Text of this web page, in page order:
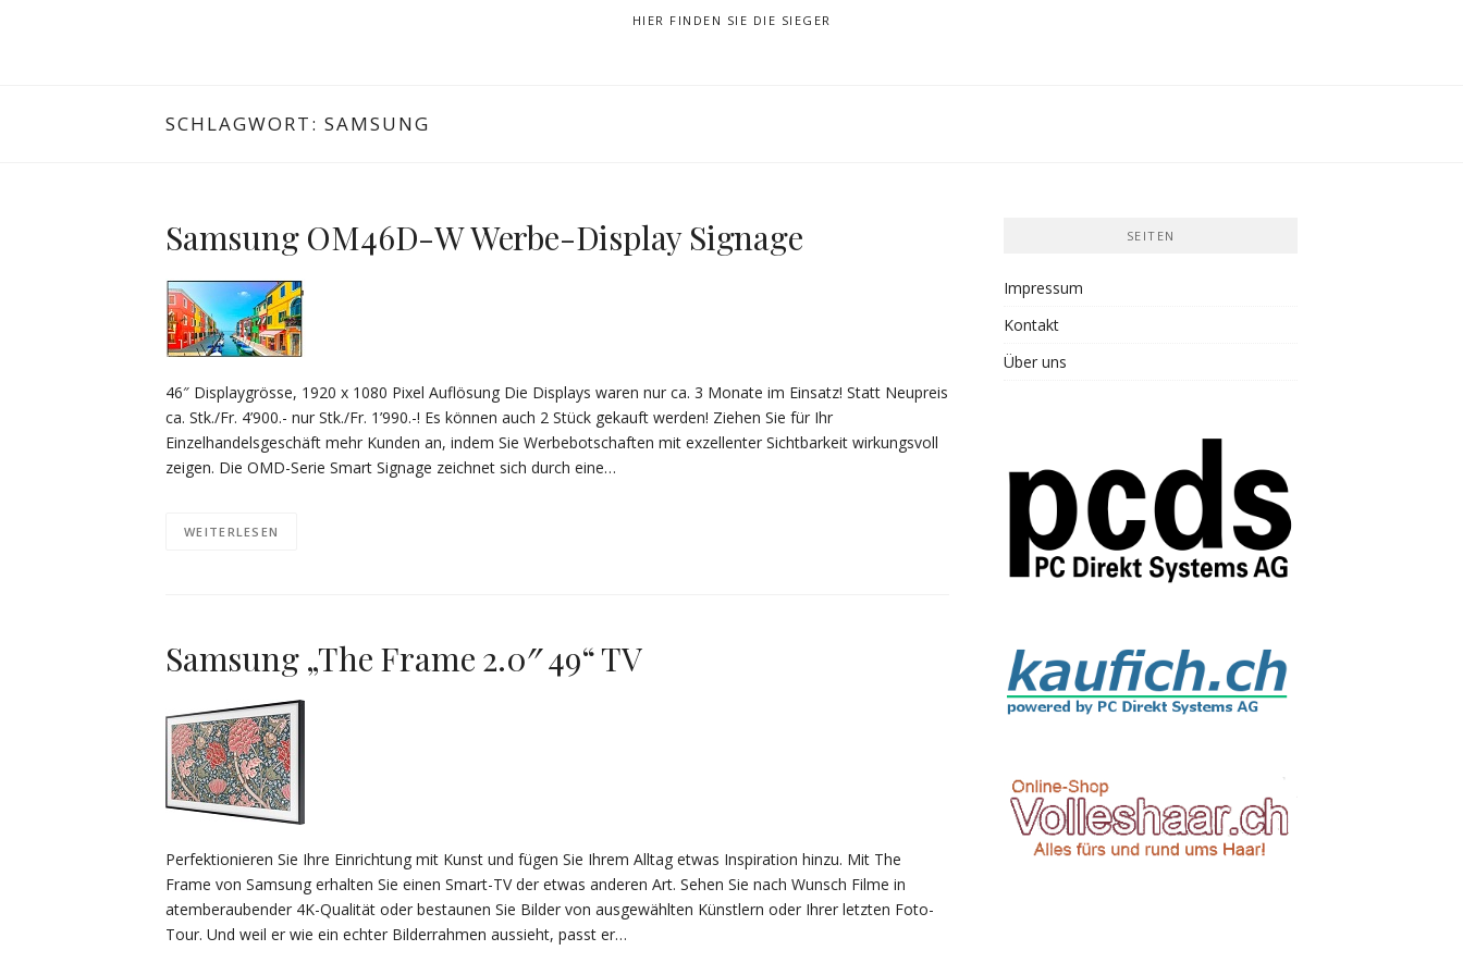
HIER FINDEN SIE DIE SIEGER
SCHLAGWORT: SAMSUNG
Samsung OM46D-W Werbe-Display Signage
46″ Displaygrösse, 1920 x 1080 Pixel Auflösung Die Displays waren nur ca. 3 Monate im Einsatz! Statt Neupreis
ca. Stk./Fr. 4’900.- nur Stk./Fr. 1’990.-! Es können auch 2 Stück gekauft werden! Ziehen Sie für Ihr
Einzelhandelsgeschäft mehr Kunden an, indem Sie Werbebotschaften mit exzellenter Sichtbarkeit wirkungsvoll
zeigen. Die OMD-Serie Smart Signage zeichnet sich durch eine…
WEITERLESEN
Samsung „The Frame 2.0″ 49“ TV
Perfektionieren Sie Ihre Einrichtung mit Kunst und fügen Sie Ihrem Alltag etwas Inspiration hinzu. Mit The
Frame von Samsung erhalten Sie einen Smart-TV der etwas anderen Art. Sehen Sie nach Wunsch Filme in
atemberaubender 4K-Qualität oder bestaunen Sie Bilder von ausgewählten Künstlern oder Ihrer letzten Foto-
Tour. Und weil er wie ein echter Bilderrahmen aussieht, passt er…
SEITEN
Impressum
Kontakt
Über uns